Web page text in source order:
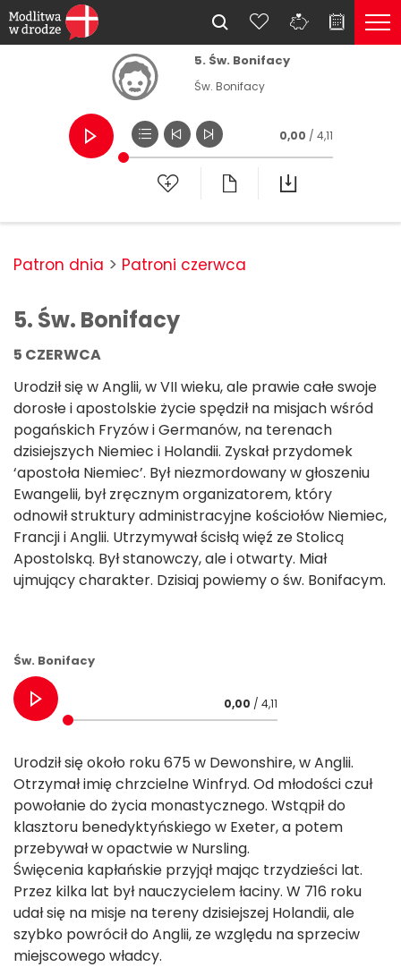
5. Św. Bonifacy
Św. Bonifacy
0,00 / 4,11
Patron dnia Patroni czerwca
5. Św. Bonifacy
5 CZERWCA
Urodził się w Anglii, w VII wieku, ale prawie całe swoje
dorosłe i apostolskie życie spędził na misjach wśród
pogańskich Fryzów i Germanów, na terenach
dzisiejszych Niemiec i Holandii. Zyskał przydomek
‘apostoła Niemiec’. Był niezmordowany w głoszeniu
Ewangelii, był zręcznym organizatorem, który
odnowił struktury administracyjne kościołów Niemiec,
Francji i Anglii. Utrzymywał ścisłą więź ze Stolicą
Apostolską. Był stanowczy, ale i otwarty. Miał
ujmujący charakter. Dzisiaj powiemy o św. Bonifacym.
Św. Bonifacy
0,00 / 4,11
Urodził się około roku 675 w Dewonshire, w Anglii.
Otrzymał imię chrzcielne Winfryd. Od młodości czuł
powołanie do życia monastycznego. Wstąpił do
klasztoru benedyktyńskiego w Exeter, a potem
przebywał w opactwie w Nursling.
Święcenia kapłańskie przyjął mając trzydzieści lat.
Przez kilka lat był nauczycielem łaciny. W 716 roku
udał się na misje na tereny dzisiejszej Holandii, ale
szybko powrócił do Anglii, ze względu na sprzeciw
miejscowego władcy.